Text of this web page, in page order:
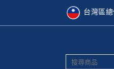
台灣區